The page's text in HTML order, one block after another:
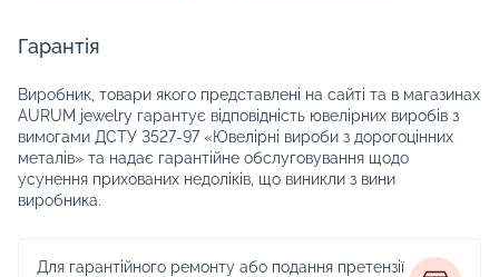
Гарантія
Виробник, товари якого представлені на сайті та в магазинах
AURUM jewelry гарантує відповідність ювелірних виробів з
вимогами ДСТУ 3527-97 «Ювелірні вироби з дорогоцінних
металів» та надає гарантійне обслуговування щодо
усунення прихованих недоліків, що виникли з вини
виробника.
Для гарантійного ремонту або подання претензії